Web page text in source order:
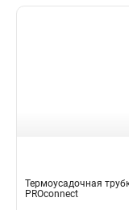
Термоусадочная
PROconnect